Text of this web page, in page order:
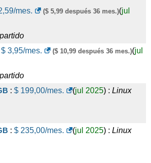
/mes. ($ 5,99 después 36 mes.)(jul
$ 3,95/mes. ($ 10,99 después 36 mes.)(jul
: $ 199,00/mes. (jul 2025) : Linux
: $ 235,00/mes. (jul 2025) : Linux